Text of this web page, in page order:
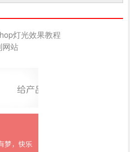
灯光效果教程
网站